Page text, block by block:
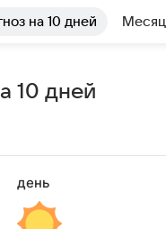
на 10 дней Месяц
10 дней
день